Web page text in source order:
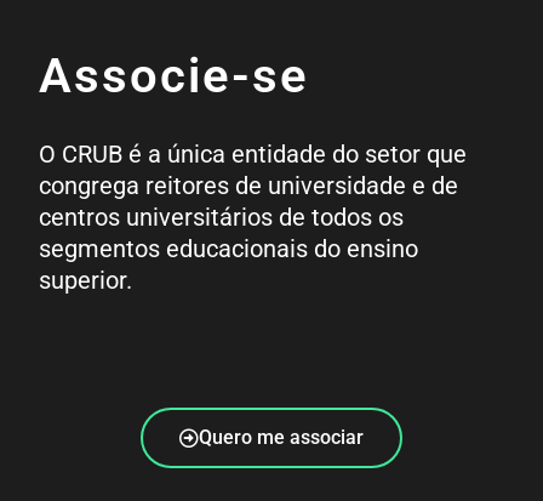
Associe-se
O CRUB é a única entidade do setor que
congrega reitores de universidade e de
centros universitários de todos os
segmentos educacionais do ensino
superior.
Quero me associar